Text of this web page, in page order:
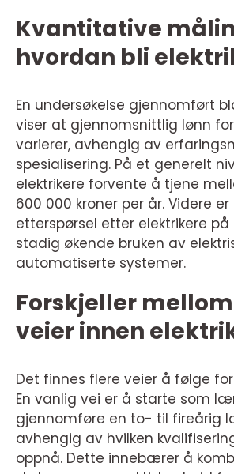
Kvantitative
hvordan bli
En undersøkelse gjennomført
viser at gjennomsnittlig lønn
varierer, avhengig av
spesialisering. På et generelt
elektrikere forvente å tjene
600 000 kroner per år. Videre
etterspørsel etter elektrikere
stadig økende bruken av
automatiserte systemer.
Forskjeller
veier innen
Det finnes flere veier å følge
En vanlig vei er å starte som
gjennomføre en to- til fireårig
avhengig av hvilken
oppnå. Dette innebærer å